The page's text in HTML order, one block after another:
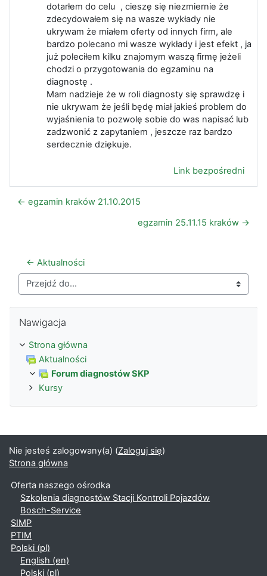
dotarłem do celu , cieszę się niezmiernie że
zdecydowałem się na wasze wykłady nie
ukrywam że miałem oferty od innych firm, ale
bardzo polecano mi wasze wykłady i jest efekt , ja
już poleciłem kilku znajomym waszą firmę jeżeli
chodzi o przygotowania do egzaminu na
diagnostę .
Mam nadzieje że w roli diagnosty się sprawdzę i
nie ukrywam że jeśli będę miał jakieś problem do
wyjaśnienia to pozwolę sobie do was napisać lub
zadzwonić z zapytaniem , jeszcze raz bardzo
serdecznie dziękuje.
Link bezpośredni
← egzamin kraków 21.10.2015
egzamin 25.11.15 kraków →
← Aktualności
Przejdź do...
Nawigacja
Strona główna
Aktualności
Forum diagnostów SKP
Kursy
Nie jesteś zalogowany(a) (Zaloguj się)
Strona główna
Oferta naszego ośrodka
Szkolenia diagnostów Stacji Kontroli Pojazdów
Bosch-Service
SIMP
PTIM
Polski ‎(pl)‎
English ‎(en)‎
Polski ‎(pl)‎